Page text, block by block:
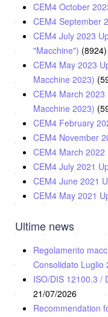
CEM4 October
CEM4 September
CEM4 July 2023
"Macchine") (8924)
CEM4 May 2023
Macchine 2023)
CEM4 March
Macchine 2023)
CEM4 February
CEM4 November
CEM4 March 2022
CEM4 July 2021
CEM4 June 2021
CEM4 May 2021
Ultime news
Regolamento
Consolidato Luglio
ISO/DIS 12100.3 /
21/07/2026
Recommendation